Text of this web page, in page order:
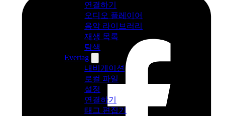
연결하기
오디오 플레이어
음악 라이브러리
재생 목록
탐색
Evertag
내비게이션
로컬 파일
설정
연결하기
태그 편집기